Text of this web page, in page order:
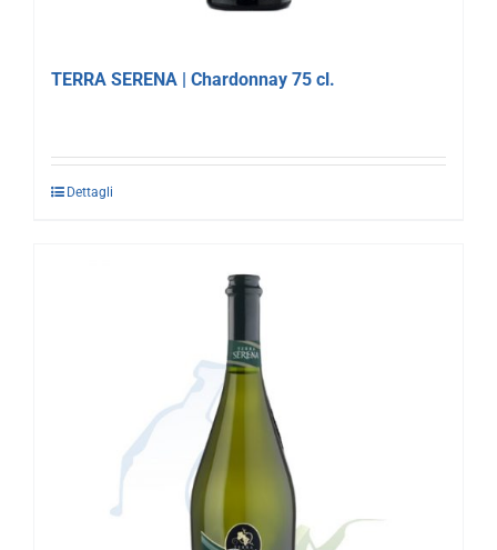
TERRA SERENA | Chardonnay 75 cl.
Dettagli